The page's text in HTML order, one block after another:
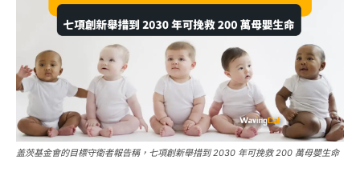
盖茨基金會的目標守衛者報告稱，七項創新舉措到 2030 年可挽救 200 萬母嬰生命